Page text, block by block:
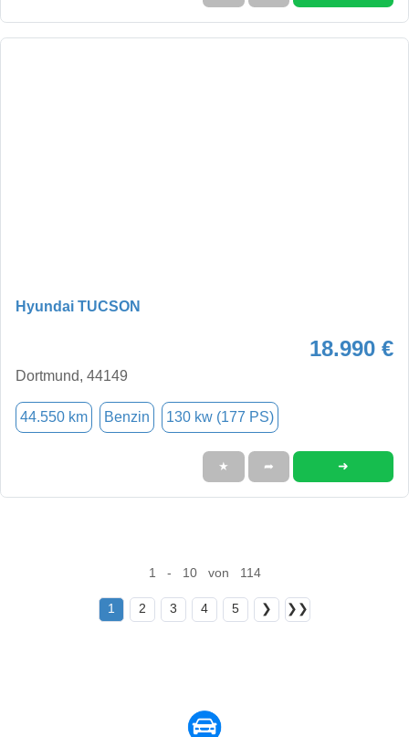
Hyundai TUCSON
18.990 €
Dortmund, 44149
44.550 km Benzin 130 kw (177 PS)
★ ➦ ➜
1 - 10 von 114
1 2 3 4 5 ❯ ❯❯